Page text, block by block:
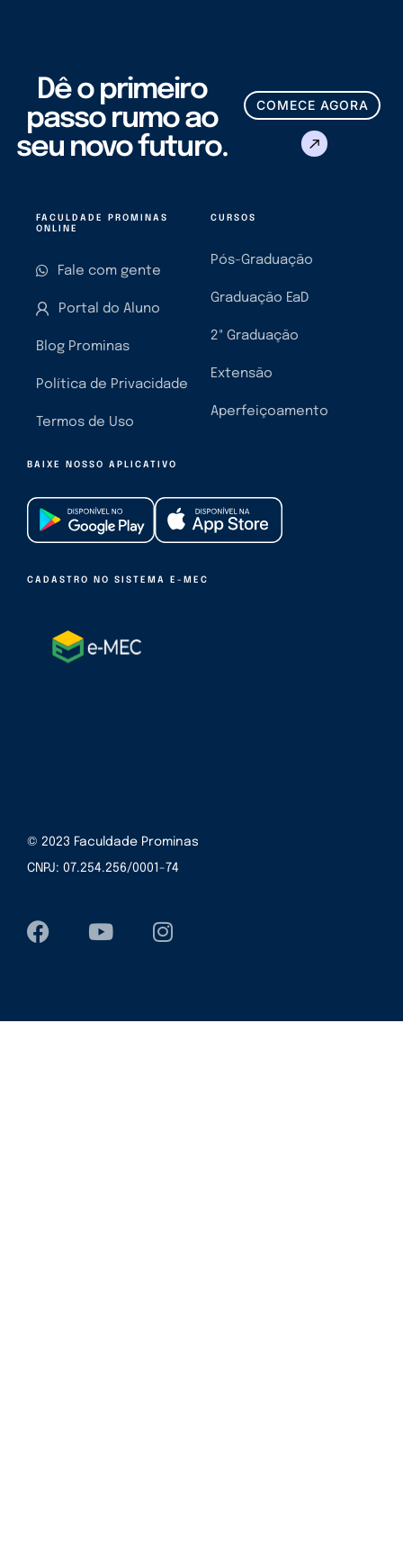
Dê o primeiro
passo rumo ao
seu novo futuro.
COMECE AGORA
FACULDADE PROMINAS
ONLINE
Fale com gente
Portal do Aluno
Blog Prominas
Política de Privacidade
Termos de Uso
CURSOS
Pós-Graduação
Graduação EaD
2ª Graduação
Extensão
Aperfeiçoamento
BAIXE NOSSO APLICATIVO
CADASTRO NO SISTEMA E-MEC
© 2023 Faculdade Prominas
CNPJ: 07.254.256/0001-74